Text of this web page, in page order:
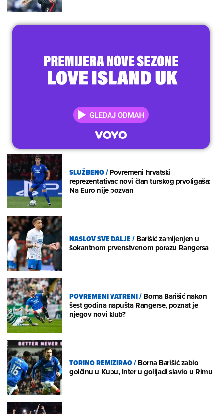
SLUŽBENO/Povremeni hrvatski
reprezentativac novi član turskog prvoligaša:
Na Euro nije pozvan
NASLOV SVE DALJE/Barišić zamijenjen u
šokantnom prvenstvenom porazu Rangersa
POVREMENI VATRENI/Borna Barišić nakon
šest godina napušta Rangerse, poznat je
njegov novi klub?
TORINO REMIZIRAO/Borna Barišić zabio
golčinu u Kupu, Inter u golijadi slavio u Rimu